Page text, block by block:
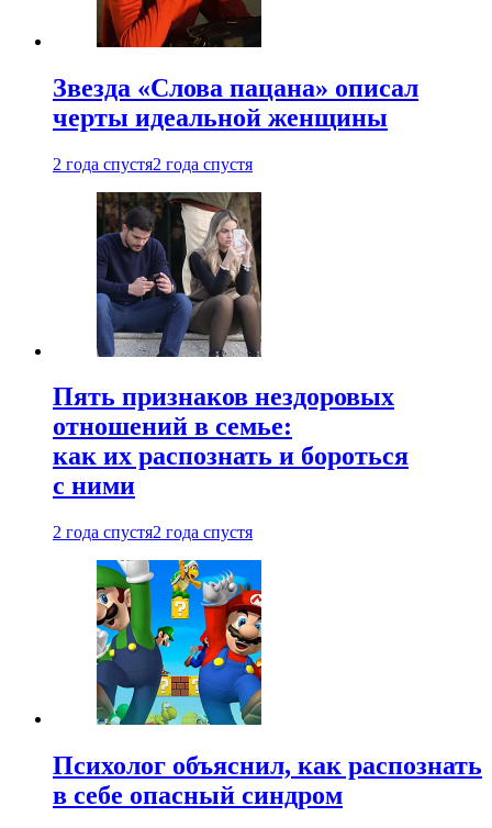
Звезда «Слова пацана» описал
черты идеальной женщины
2 года спустя2 года спустя
Пять признаков нездоровых
отношений в семье:
как их распознать и бороться
с ними
2 года спустя2 года спустя
Психолог объяснил, как распознать
в себе опасный синдром